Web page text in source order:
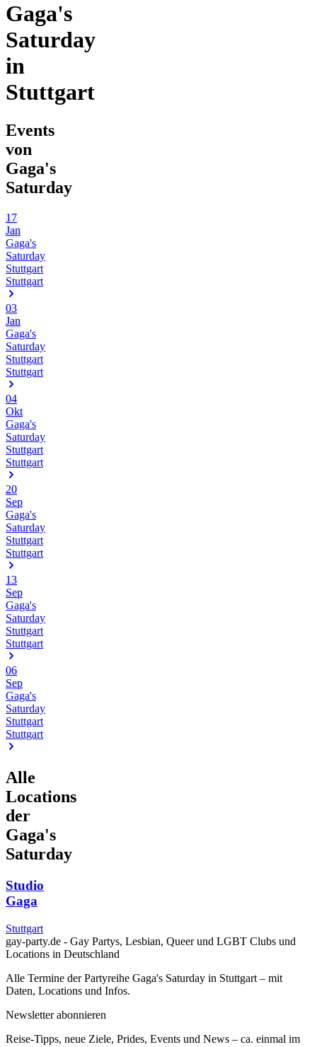
Gaga's
Saturday
in
Stuttgart
Events
von
Gaga's
Saturday
17
Jan
Gaga's
Saturday
Stuttgart
Stuttgart
03
Jan
Gaga's
Saturday
Stuttgart
Stuttgart
04
Okt
Gaga's
Saturday
Stuttgart
Stuttgart
20
Sep
Gaga's
Saturday
Stuttgart
Stuttgart
13
Sep
Gaga's
Saturday
Stuttgart
Stuttgart
06
Sep
Gaga's
Saturday
Stuttgart
Stuttgart
Alle
Locations
der
Gaga's
Saturday
Studio
Gaga
Stuttgart
gay-party.de - Gay Partys, Lesbian, Queer und LGBT Clubs und
Locations in Deutschland
Alle Termine der Partyreihe Gaga's Saturday in Stuttgart – mit
Daten, Locations und Infos.
Newsletter abonnieren
Reise-Tipps, neue Ziele, Prides, Events und News – ca. einmal im